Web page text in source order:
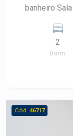
banheiro Sala Cozinha e area de serviço anexa 1
2
Dorm.
Cód. 46717